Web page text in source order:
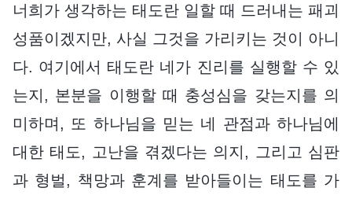
너희가 생각하는 태도란 일할 때 드러내는 패괴
성품이겠지만, 사실 그것을 가리키는 것이 아니
다. 여기에서 태도란 네가 진리를 실행할 수 있
는지, 본분을 이행할 때 충성심을 갖는지를 의
미하며, 또 하나님을 믿는 네 관점과 하나님에
대한 태도, 고난을 겪겠다는 의지, 그리고 심판
과 형벌, 책망과 훈계를 받아들이는 태도를 가